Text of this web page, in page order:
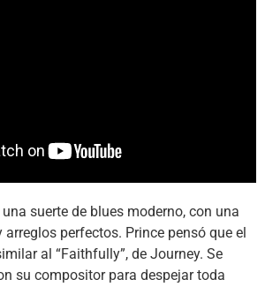
suerte de blues moderno, con una
arreglos perfectos. Prince pensó que el
al “Faithfully”, de Journey. Se
su compositor para despejar toda